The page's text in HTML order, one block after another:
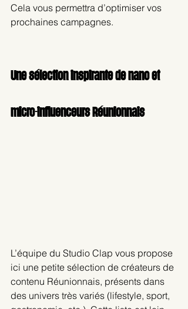
Cela vous permettra d’optimiser vos
prochaines campagnes.
Une sélection inspirante de nano et
micro-influenceurs Réunionnais
L’équipe du Studio Clap vous propose
ici une petite sélection de créateurs de
contenu Réunionnais, présents dans
des univers très variés (lifestyle, sport,